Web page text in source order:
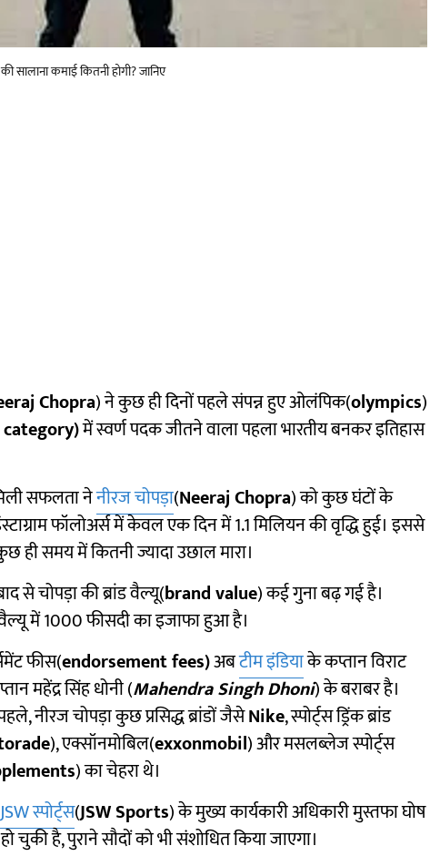
कमाई कितनी होगी? जानिए
Chopra) ने कुछ ही दिनों पहले संपन्न हुए ओलंपिक(olympics)
में स्वर्ण पदक जीतने वाला पहला भारतीय बनकर इतिहास
सफलता नेनीरज चोपड़ा(Neeraj Chopra) को कुछ घंटों के
फॉलोअर्स में केवल एक दिन में 1.1 मिलियन की वृद्धि हुई। इससे
ही समय में कितनी ज्यादा उछाल मारा।
से चोपड़ा की ब्रांड वैल्यू(brand value) कई गुना बढ़ गई है।
वैल्यू में 1000 फीसदी का इजाफा हुआ है।
फीस(endorsement fees)अबटीम इंडियाके कप्तान विराट
महेंद्र सिंह धोनी (Mahendra Singh Dhoni) के बराबर है।
नीरज चोपड़ा कुछ प्रसिद्ध ब्रांडों जैसेNike, स्पोर्ट्स ड्रिंक ब्रांड
), एक्सॉनमोबिल(exxonmobil) और मसलब्लेज स्पोर्ट्स
) का चेहरा थे।
JSW स्पोर्ट्स(JSW Sports) के मुख्य कार्यकारी अधिकारी मुस्तफा घोष
चुकी है, पुराने सौदों को भी संशोधित किया जाएगा।